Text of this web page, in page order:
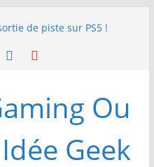
de piste sur PS5 !
de l’arcade est de
accessoires Turtle Beach X
Ou
Geek